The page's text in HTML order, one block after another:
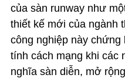
của sàn runway như
thiết kế mới của ngành
công nghiệp này
tính cách mạng khi các
nghĩa sàn diễn, mở